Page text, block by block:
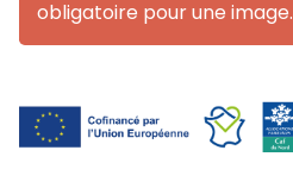
obligatoire pour une image.